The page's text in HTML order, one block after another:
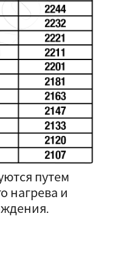
путем
нагрева и